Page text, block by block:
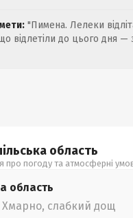
"Пимена. Лелеки
відлетіли до цього дня —
область
про погоду та атмосферні
область
Хмарно, слабкий дощ